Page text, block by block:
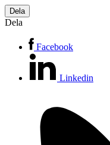
Dela
Dela
Facebook
Linkedin